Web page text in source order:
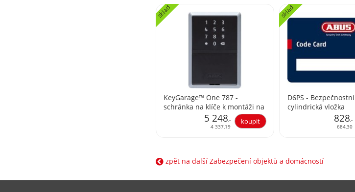
KeyGarage™ One 787 -
schránka na klíče k montáži na
sklad
5 248,-
4 337,19
D6PS - Bezpečnostní
cylindrická vložka
sklad
828,-
684,30
zpět na další Zabezpečení objektů a domácností